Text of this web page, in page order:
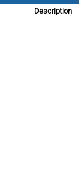
Description